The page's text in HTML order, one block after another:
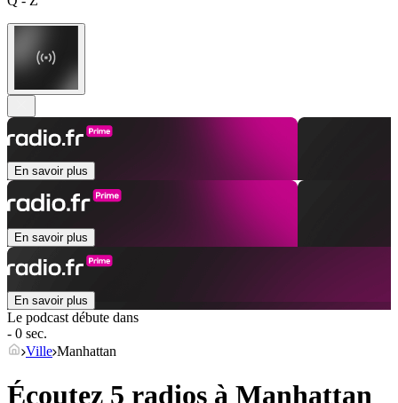
En savoir plus
En savoir plus
En savoir plus
Le podcast débute dans
- 0 sec.
Ville Manhattan
Écoutez 5 radios à Manhattan